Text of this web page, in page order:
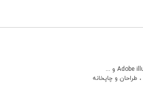
طراحان و چاپخانه